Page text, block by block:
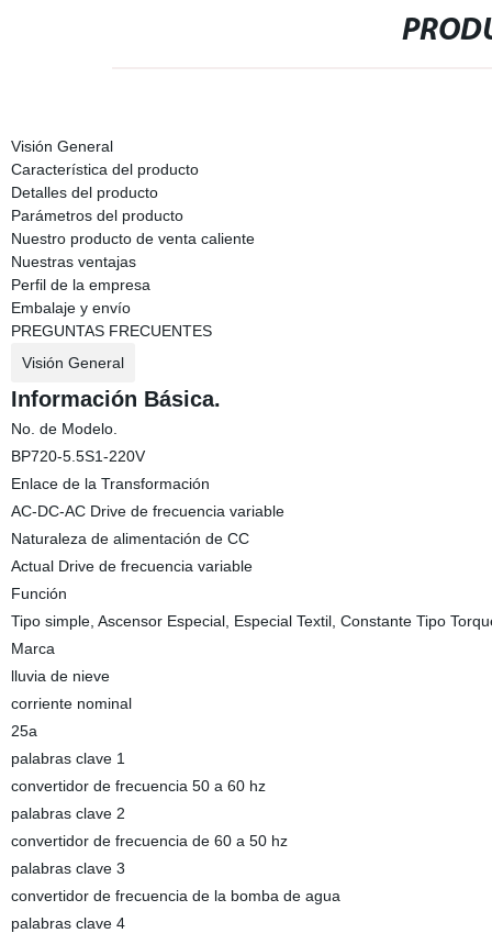
Visión General
Característica del producto
Detalles del producto
Parámetros del producto
Nuestro producto de venta caliente
Nuestras ventajas
Perfil de la empresa
Embalaje y envío
PREGUNTAS FRECUENTES
Visión General
Información Básica.
No. de Modelo.
BP720-5.5S1-220V
Enlace de la Transformación
AC-DC-AC Drive de frecuencia variable
Naturaleza de alimentación de CC
Actual Drive de frecuencia variable
Función
Tipo simple, Ascensor Especial, Especial Textil, Constante Tipo
Marca
lluvia de nieve
corriente nominal
25a
palabras clave 1
convertidor de frecuencia 50 a 60 hz
palabras clave 2
convertidor de frecuencia de 60 a 50 hz
palabras clave 3
convertidor de frecuencia de la bomba de agua
palabras clave 4